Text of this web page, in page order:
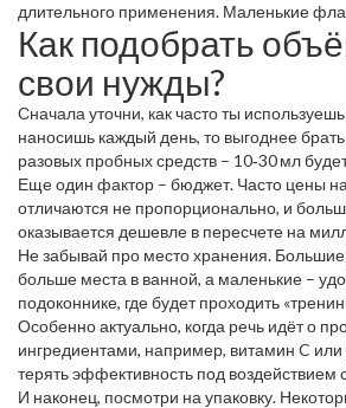
длительного применения. Маленькие
сумку, а большие тюбики экономят деньги,
регулярно. Кроме того, объём влияет на
активных веществ – в небольших
более «сильные» формулы, чтобы
дозажный период.
Как подобрать
свои нужды?
Сначала уточни, как часто ты
наносишь каждый день, то выгоднее
разовых пробных средств – 10‑30 мл
внимание на срок годности: открытый
свойства 6‑12 месяцев, поэтому не стоит
флакон, если ты не успеешь его закончить.
Еще один фактор – бюджет. Часто цены
отличаются не пропорционально, и
оказывается дешевле в пересчете на
за мл в карточке товара, это поможет
подписки, когда экономия выглядит лишь
Не забывай про место хранения.
больше места в ванной, а маленькие –
подоконнике, где будет проходить
ухода. Если ты часто в пути, лучше взять
переполнить сумку.
Особенно актуально, когда речь идёт о
ингредиентами, например, витамин C
терять эффективность под воздействием
поэтому маленькие тёмные флаконы
И наконец, посмотри на упаковку.